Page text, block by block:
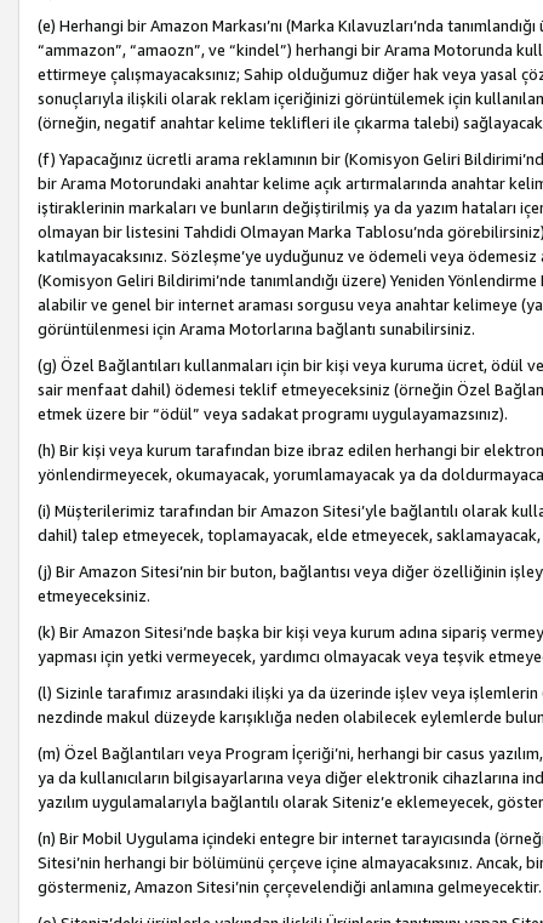
(e) Herhangi bir Amazon Markası’nı (Marka Kılavuzları’nda
“ammazon”, “amaozn”, ve “kindel”) herhangi bir Arama Motorunda
ettirmeye çalışmayacaksınız; Sahip olduğumuz diğer hak veya yasal
sonuçlarıyla ilişkili olarak reklam içeriğinizi görüntülemek için
(örneğin, negatif anahtar kelime teklifleri ile çıkarma talebi)
(f) Yapacağınız ücretli arama reklamının bir (Komisyon Geliri
bir Arama Motorundaki anahtar kelime açık artırmalarında anahtar
iştiraklerinin markaları ve bunların değiştirilmiş ya da yazım hataları
olmayan bir listesini Tahdidi Olmayan Marka Tablosu’nda
katılmayacaksınız. Sözleşme’ye uyduğunuz ve ödemeli veya
(Komisyon Geliri Bildirimi’nde tanımlandığı üzere) Yeniden
alabilir ve genel bir internet araması sorgusu veya anahtar kelimeye
görüntülenmesi için Arama Motorlarına bağlantı sunabilirsiniz.
(g) Özel Bağlantıları kullanmaları için bir kişi veya kuruma ücret, ödül
sair menfaat dahil) ödemesi teklif etmeyeceksiniz (örneğin Özel
etmek üzere bir “ödül” veya sadakat programı uygulayamazsınız).
(h) Bir kişi veya kurum tarafından bize ibraz edilen herhangi bir
yönlendirmeyecek, okumayacak, yorumlamayacak ya da
(i) Müşterilerimiz tarafından bir Amazon Sitesi’yle bağlantılı olarak
dahil) talep etmeyecek, toplamayacak, elde etmeyecek,
(j) Bir Amazon Sitesi’nin bir buton, bağlantısı veya diğer özelliğinin
etmeyeceksiniz.
(k) Bir Amazon Sitesi’nde başka bir kişi veya kurum adına sipariş
yapması için yetki vermeyecek, yardımcı olmayacak veya teşvik
(l) Sizinle tarafımız arasındaki ilişki ya da üzerinde işlev veya
nezdinde makul düzeyde karışıklığa neden olabilecek eylemlerde
(m) Özel Bağlantıları veya Program İçeriği’ni, herhangi bir casus
ya da kullanıcıların bilgisayarlarına veya diğer elektronik
yazılım uygulamalarıyla bağlantılı olarak Siteniz’e eklemeyecek,
(n) Bir Mobil Uygulama içindeki entegre bir internet tarayıcısında
Sitesi’nin herhangi bir bölümünü çerçeve içine almayacaksınız. Ancak,
göstermeniz, Amazon Sitesi’nin çerçevelendiği anlamına gelmeyecektir.